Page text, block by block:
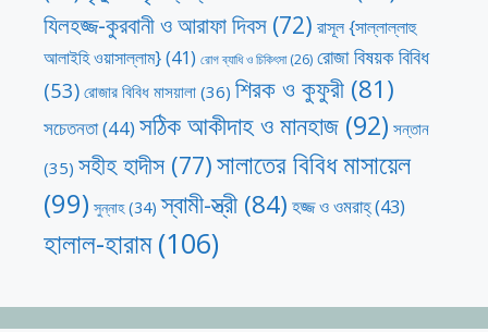
যিলহজ্জ-কুরবানী ও আরাফা দিবস (72) রাসূল {সাল্লাল্লাহু
আলাইহি ওয়াসাল্লাম}(41) রোগ ব্যাধি ও চিকিৎসা(26) রোজা বিষয়ক বিবিধ
(53) রোজার বিবিধ মাসয়ালা (36) শিরক ও কুফুরী (81)
সচেতনতা(44) সঠিক আকীদাহ ও মানহাজ (92) সন্তান
(35) সহীহ হাদীস(77)সালাতের বিবিধ মাসায়েল
(99) সুন্নাহ(34) স্বামী-স্ত্রী(84) হজ্জ ও ওমরাহ্‌(43)
হালাল-হারাম(106)